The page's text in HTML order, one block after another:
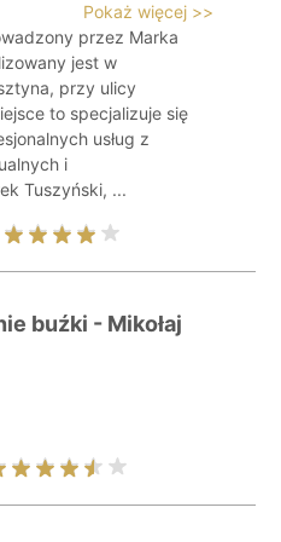
Pokaż więcej >>
przez Marka
jest w
przy ulicy
to specjalizuje się
usług z
i
Tuszyński, ...
buźki - Mikołaj